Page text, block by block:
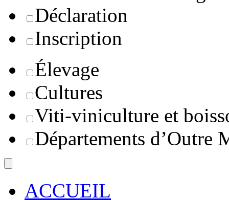
Déclaration
Inscription
Élevage
Cultures
Viti-viniculture et
Départements d’Outre
ACCUEIL